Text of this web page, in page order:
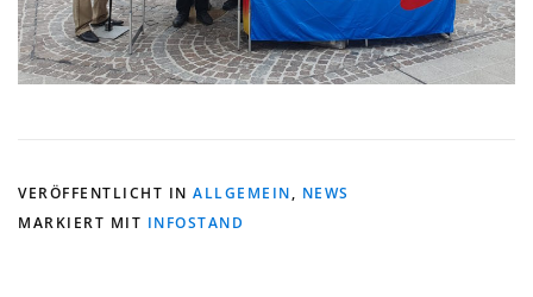
VERÖFFENTLICHT IN ALLGEMEIN, NEWS
MARKIERT MIT INFOSTAND